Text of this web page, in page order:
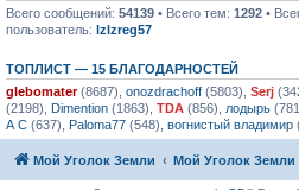
Всего сообщений: 54139 • Всего тем: 1292 •
пользователь: lzlzreg57
ТОПЛИСТ — 15 БЛАГОДАРНОСТЕЙ
glebomater(8687), onozdrachoff (5803), Serj
(2198), Dimention (1863), TDA (856), лодырь
А С (637), Paloma77 (548), вогнистый владимир
Мой Уголок Земли Мой Уголок Земли